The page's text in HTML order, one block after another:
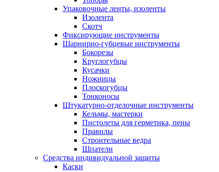
Упаковочные ленты, изоленты
Изолента
Скотч
Фиксирующие инструменты
Шарнирно-губцевые инструменты
Бокорезы
Круглогубцы
Кусачки
Ножницы
Плоскогубцы
Тонконосы
Штукатурно-отделочные инструменты
Кельмы, мастерки
Пистолеты для герметика, пены
Правилы
Строительные ведра
Шпатели
Средства индивидуальной защиты
Каски